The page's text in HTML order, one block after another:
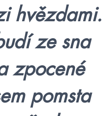
hvězdami.
ze sna
zpocené
pomsta